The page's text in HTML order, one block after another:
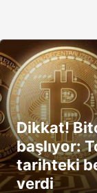
Dikkat!
başlıyor:
tarihteki
verdi